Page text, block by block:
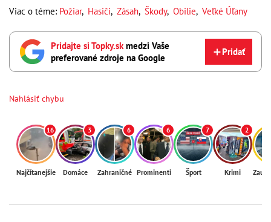
Viac o téme: Požiar, Hasiči, Zásah, Škody, Obilie, Veľké Úľany
Pridajte si Topky.sk medzi Vaše
preferované zdroje na Google
Pridať
Nahlásiť chybu
16
Najčítanejšie
3
Domáce
6
Zahraničné
6
Prominenti
7
Šport
2
Krimi